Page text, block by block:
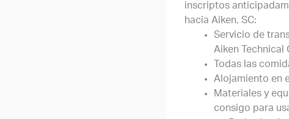
inscriptos
hacia Aiken, SC:
Servicio de
Aiken Technical
Todas las
Alojamiento en
Materiales y
consigo para